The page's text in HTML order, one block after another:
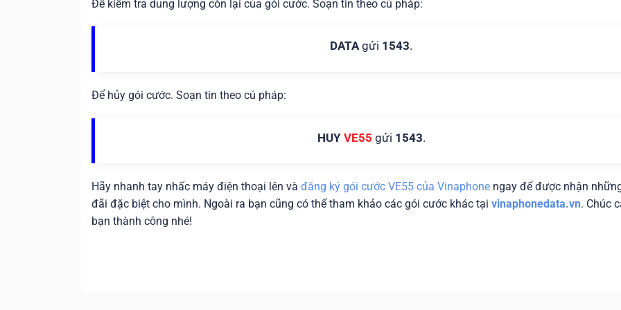
Để kiểm tra dung lượng còn lại của gói cước. Soạn tin theo cú pháp:
DATAgửi 1543.
Để hủy gói cước. Soạn tin theo cú pháp:
HUY VE55 gửi 1543.
Hãy nhanh tay nhấc máy điện thoại lên và đăng ký gói cước VE55 của Vinaphone ngay để được nhận
đãi đặc biệt cho mình. Ngoài ra bạn cũng có thể tham khảo các gói cước khác tại vinaphonedata.vn. Chúc
bạn thành công nhé!